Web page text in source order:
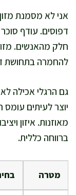
אני לא מסמנת
דפוסים. עודף
חלק מהאנשים.
להחמרה בתחושת
גם הרגלי אכילה
יוצר לעיתים עומס
מאוזנות. איזון
ברווחה כללית.
מטרה